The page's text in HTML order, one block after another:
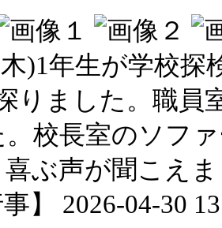
)1年生が学校
りました。職員
。校長室のソフ
ぶ声が聞こえ
事】 2026-04-30